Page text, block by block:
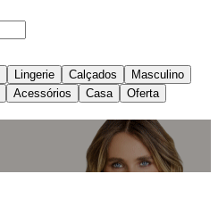
Lingerie Calçados
Masculino
Acessórios Casa Oferta